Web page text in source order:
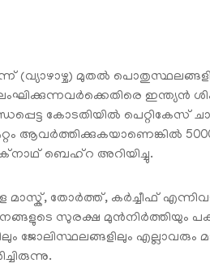
മുതല്‍
ഇന്ത്യന്‍
കോടതിയില്‍ പെറ്റികേസ്
ആവര്‍ത്തിക്കുകയാണെങ്കില്‍
ബെഹ്റ അറിയിച്ചു.
മാസ്ക്, തോര്‍ത്ത്, കര്‍ച്ചീഫ്
സുരക്ഷ മുന്‍നിര്‍ത്തിയും
ജോലിസ്ഥലങ്ങളിലും എല്ലാവരും